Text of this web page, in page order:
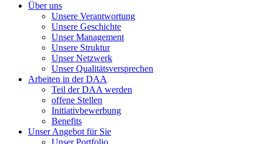
Über uns
Unsere Verantwortung
Unsere Geschichte
Unser Management
Unsere Struktur
Unser Netzwerk
Unser Qualitätsversprechen
Arbeiten in der DAA
Teil der DAA werden
offene Stellen
Initiativbewerbung
Benefits
Unser Angebot für Sie
Unser Portfolio